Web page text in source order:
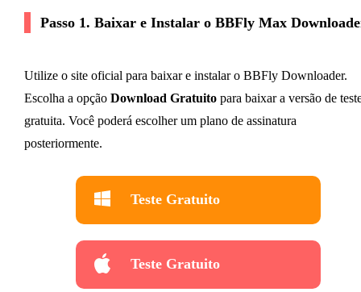
Passo 1. Baixar e Instalar o BBFly Max
Utilize o site oficial para baixar e instalar o BBFly Downloader.
Escolha a opção Download Gratuito para baixar a versão de
gratuita. Você poderá escolher um plano de assinatura
posteriormente.
Teste Gratuito
Teste Gratuito